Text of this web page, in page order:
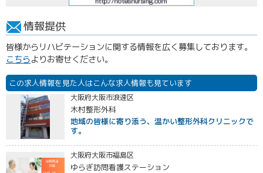
情報提供
皆様からリハビテーションに関する情報を広く募集しております。
こちらよりお寄せください。
この求人情報を見た人はこんな求人情報も見ています
大阪府大阪市浪速区
木村整形外科
地域の皆様に寄り添う、温かい整形外科クリニックで
す。
大阪府大阪市福島区
ゆらぎ訪問看護ステーション